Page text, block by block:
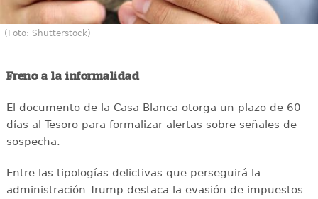
(Foto: Shutterstock)
Freno a la informalidad
El documento de la Casa Blanca otorga un plazo de 60
días al Tesoro para formalizar alertas sobre señales de
sospecha.
Entre las tipologías delictivas que perseguirá la
administración Trump destaca la evasión de impuestos